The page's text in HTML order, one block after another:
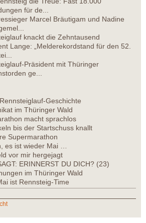
für de...
Marcel Bräutigam und Nadine
knackt die Zehntausend
Lange: „Melderekordstand für den 52.
Präsident mit Thüringer
ge...
Geschichte
im Thüringer Wald
macht sprachlos
bis der Startschuss knallt
Supermarathon
es ist wieder Mai …
vor mir hergejagt
ERINNERST DU DICH? (23)
im Thüringer Wald
ist Rennsteig-Time